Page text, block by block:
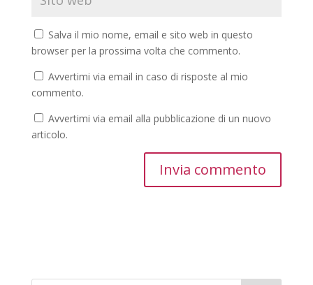
Salva il mio nome, email e sito web in questo
browser per la prossima volta che commento.
Avvertimi via email in caso di risposte al mio
commento.
Avvertimi via email alla pubblicazione di un nuovo
articolo.